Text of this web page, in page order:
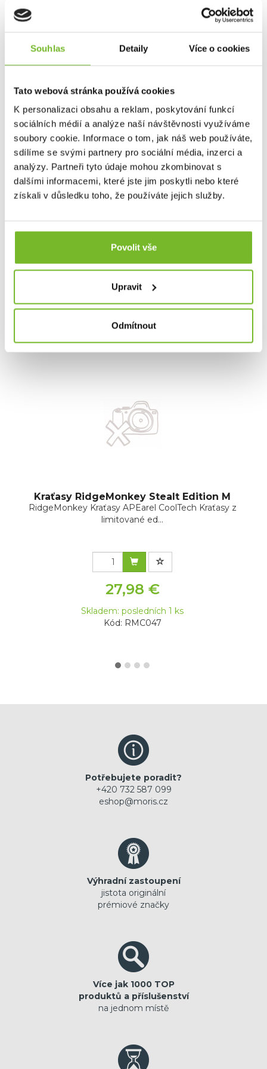
Souhlas Detaily Více o cookies
Tato webová stránka používá cookies
K personalizaci obsahu a reklam, poskytování funkcí
sociálních médií a analýze naší návštěvnosti využíváme
soubory cookie. Informace o tom, jak náš web používáte,
sdílíme se svými partnery pro sociální média, inzerci a
analýzy. Partneři tyto údaje mohou zkombinovat s
dalšími informacemi, které jste jim poskytli nebo které
získali v důsledku toho, že používáte jejich služby.
Povolit vše
Upravit
Odmítnout
60W USB-C Power Delivery
neoprenové
O ZNAČCE RidgeMonkey
SpolečnostRidgeMonkey® vznikla začátkem roku
produkty, jež opravdu něco změní.
Od té doby urazila dlouhou cestu – z jednoho nápadu
vybavení dostupného za férové ceny.
Mohlo by Vás zajímat
Kraťasy RidgeMonkey Stealt Edition M
RidgeMonkey Kraťasy APEarel CoolTech Kraťasy z
limitované ed...
27,98 €
Skladem: posledních 1 ks
Kód: RMC047
Potřebujete poradit?
+420 732 587 099
eshop@moris.cz
Výhradní zastoupení
jistota originální
prémiové značky
Více jak 1000 TOP
produktů a příslušenství
na jednom místě